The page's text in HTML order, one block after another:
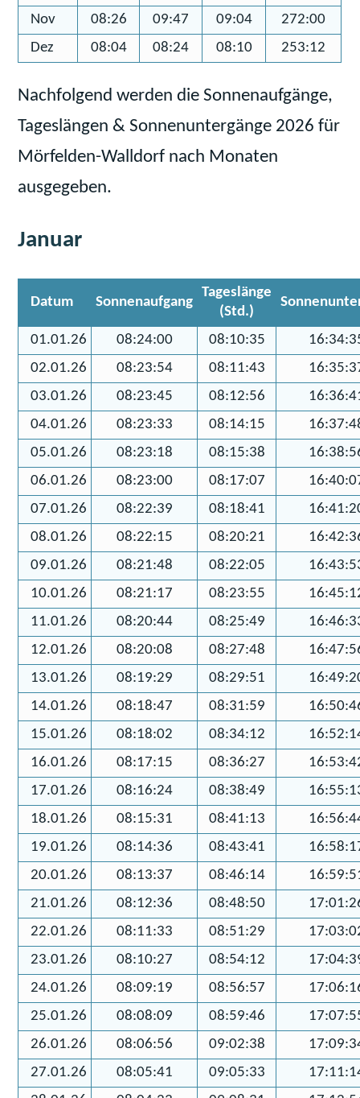
Nov
08:26 09:47 09:04
272:00
Dez
08:04 08:24 08:10 253:12
Nachfolgend werden die Sonnenaufgänge,
Tageslängen & Sonnenuntergänge 2026 für
Mörfelden-Walldorf nach Monaten
ausgegeben.
Januar
Datum Sonnenaufgang
Tageslänge
(Std.)
01.01.26 08:24:00 08:10:35
02.01.26
08:23:54 08:11:43
03.01.26
08:23:45 08:12:56
04.01.26
08:23:33 08:14:15
05.01.26
08:23:18 08:15:38
06.01.26
08:23:00 08:17:07
07.01.26
08:22:39 08:18:41
08.01.26
08:22:15 08:20:21
09.01.26
08:21:48 08:22:05
10.01.26
08:21:17 08:23:55
11.01.26
08:20:44 08:25:49
12.01.26
08:20:08 08:27:48
13.01.26
08:19:29 08:29:51
14.01.26
08:18:47 08:31:59
15.01.26
08:18:02 08:34:12
16.01.26
08:17:15 08:36:27
17.01.26
08:16:24 08:38:49
18.01.26
08:15:31 08:41:13
19.01.26
08:14:36 08:43:41
20.01.26
08:13:37 08:46:14
21.01.26
08:12:36 08:48:50
22.01.26
08:11:33 08:51:29
23.01.26
08:10:27 08:54:12
24.01.26
08:09:19 08:56:57
25.01.26
08:08:09 08:59:46
26.01.26
08:06:56 09:02:38
27.01.26
08:05:41 09:05:33